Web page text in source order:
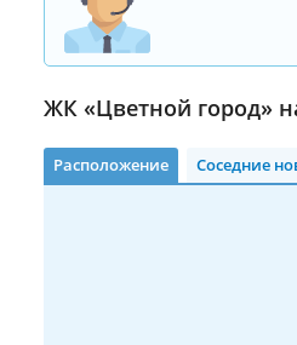
ЖК «Цветной город»
Расположение Соседние